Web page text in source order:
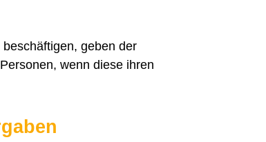
geben der
wenn diese ihren